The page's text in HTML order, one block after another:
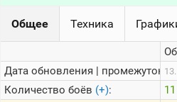
Статистика
стримеров
Информация
Онлайн
Общее Техника
Дата обновления | промежуток:
Количество боёв (+):